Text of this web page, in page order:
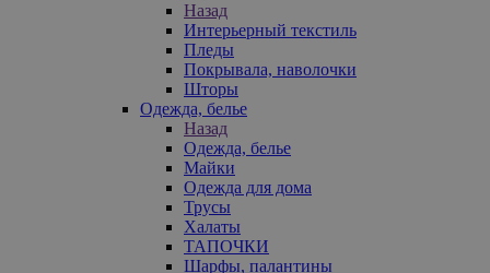
Назад
Интерьерный текстиль
Пледы
Покрывала, наволочки
Шторы
Одежда, белье
Назад
Одежда, белье
Майки
Одежда для дома
Трусы
Халаты
ТАПОЧКИ
Шарфы, палантины